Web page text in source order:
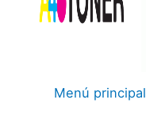
Menú principal